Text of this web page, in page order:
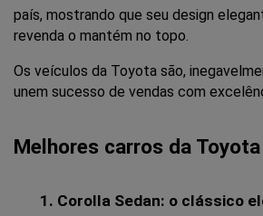
país, mostrando que seu design
revenda o mantém no topo.
Os veículos da Toyota são,
unem sucesso de vendas com
Melhores carros da Toyota
Corolla Sedan: o clássico